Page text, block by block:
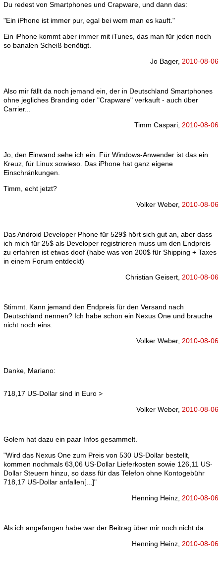
Du redest von Smartphones und Crapware, und dann das:
"Ein iPhone ist immer pur, egal bei wem man es kauft."
Ein iPhone kommt aber immer mit iTunes, das man für jeden noch
so banalen Scheiß benötigt.
Jo Bager, 2010-08-06
Also mir fällt da noch jemand ein, der in Deutschland Smartphones
ohne jegliches Branding oder "Crapware" verkauft - auch über
Carrier...
Timm Caspari, 2010-08-06
Jo, den Einwand sehe ich ein. Für Windows-Anwender ist das ein
Kreuz, für Linux sowieso. Das iPhone hat ganz eigene
Einschränkungen.
Timm, echt jetzt?
Volker Weber, 2010-08-06
Das Android Developer Phone für 529$ hört sich gut an, aber dass
ich mich für 25$ als Developer registrieren muss um den Endpreis
zu erfahren ist etwas doof (habe was von 200$ für Shipping + Taxes
in einem Forum entdeckt)
Christian Geisert, 2010-08-06
Stimmt. Kann jemand den Endpreis für den Versand nach
Deutschland nennen? Ich habe schon ein Nexus One und brauche
nicht noch eins.
Volker Weber, 2010-08-06
Danke, Mariano:
718,17 US-Dollar sind in Euro >
Volker Weber, 2010-08-06
Golem hat dazu ein paar Infos gesammelt.
"Wird das Nexus One zum Preis von 530 US-Dollar bestellt,
kommen nochmals 63,06 US-Dollar Lieferkosten sowie 126,11 US-
Dollar Steuern hinzu, so dass für das Telefon ohne Kontogebühr
718,17 US-Dollar anfallen[...]"
Henning Heinz, 2010-08-06
Als ich angefangen habe war der Beitrag über mir noch nicht da.
Henning Heinz, 2010-08-06